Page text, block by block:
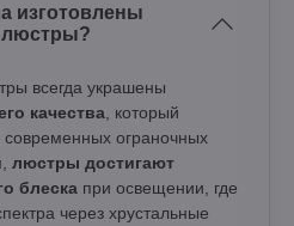
изготовлены
люстры?
всегда украшены
качества , который
ограночных
люстры достигают
блеска при освещении, где
через хрустальные